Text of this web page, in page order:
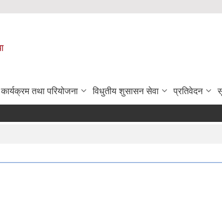
कार्यक्रम तथा परियोजना विधुतीय शुसासन सेवा प्रतिवेदन